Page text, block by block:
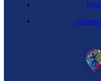
Zawód przyszłości